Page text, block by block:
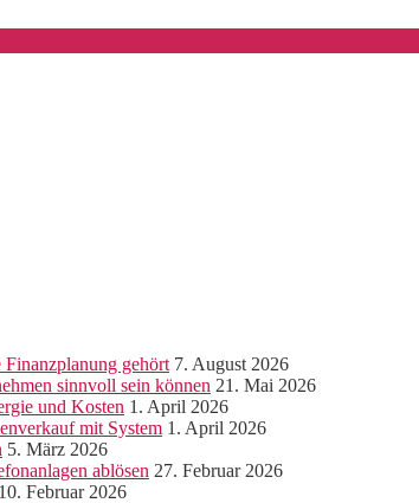
Finanzplanung gehört 7. August 2026
sinnvoll sein können 21. Mai 2026
und Kosten 1. April 2026
mit System 1. April 2026
5. März 2026
ablösen 27. Februar 2026
10. Februar 2026